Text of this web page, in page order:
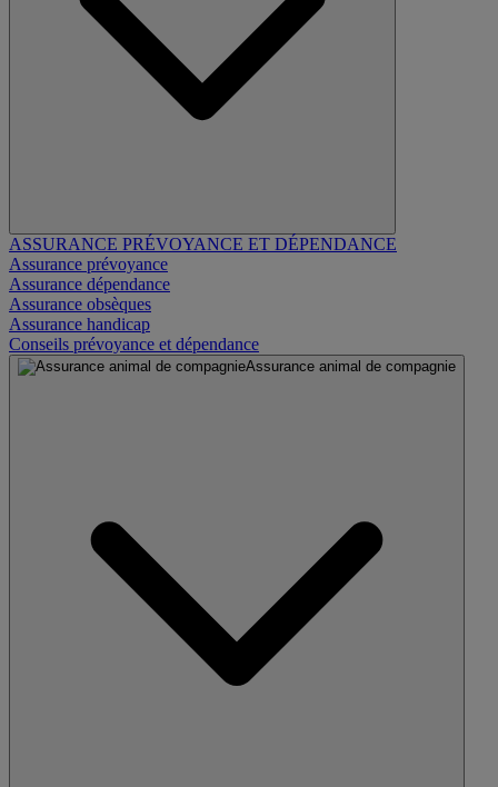
ASSURANCE PRÉVOYANCE ET DÉPENDANCE
Assurance prévoyance
Assurance dépendance
Assurance obsèques
Assurance handicap
Conseils prévoyance et dépendance
Assurance animal de compagnie